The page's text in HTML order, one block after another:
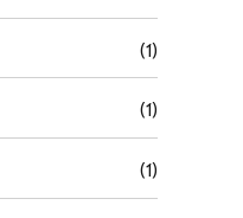
(1)
(1)
(1)